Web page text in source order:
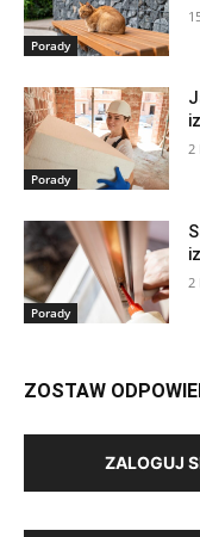
Porady
Porady
2
Porady
2
ZOSTAW
ZALOGUJ